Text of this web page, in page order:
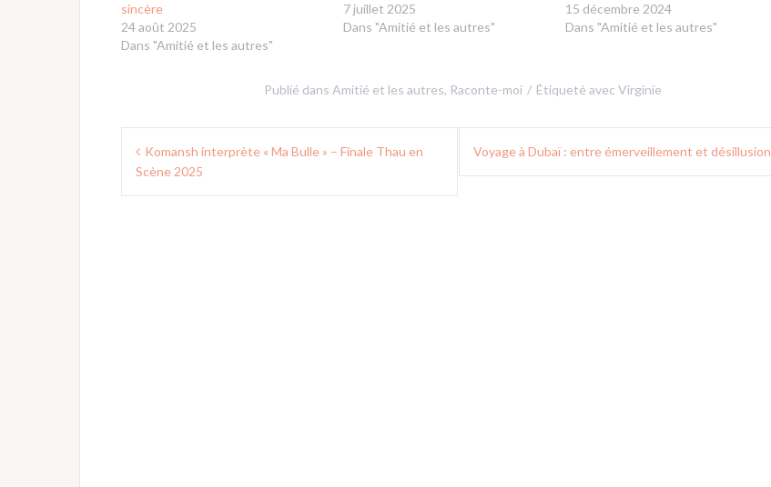
sincère
24 août 2025
Dans "Amitié et les autres"
7 juillet 2025
Dans "Amitié et les autres"
15 décembre 2024
Dans "Amitié et les autres"
Publié dans Amitié et les autres, Raconte-moi Étiqueté avec Virginie
Navigation
de Komansh interprète « Ma Bulle » – Finale Thau en
Scène 2025
Voyage à Dubaï : entre émerveillement et désillusion